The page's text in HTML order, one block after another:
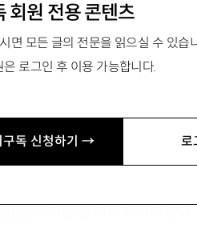
회원 전용 콘텐츠
면 모든 글의 전문을 읽으실 수 있습
로그인 후 이용 가능합니다.
구독 신청하기 →
을 <새드앙>이라고 읽는